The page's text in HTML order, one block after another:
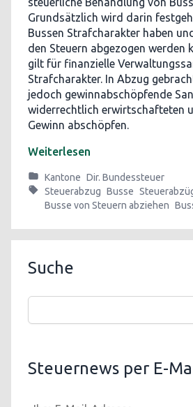
Grundsätzlich wird darin
Bussen Strafcharakter haben
den Steuern abgezogen werden
gilt für finanzielle
Strafcharakter. In Abzug
jedoch gewinnabschöpfende
widerrechtlich erwirtschafteten
Gewinn abschöpfen.
Weiterlesen
Kantone Dir. Bundessteuer
Steuerabzug Busse
Busse von Steuern abziehen
Suche
Steuernews per E-